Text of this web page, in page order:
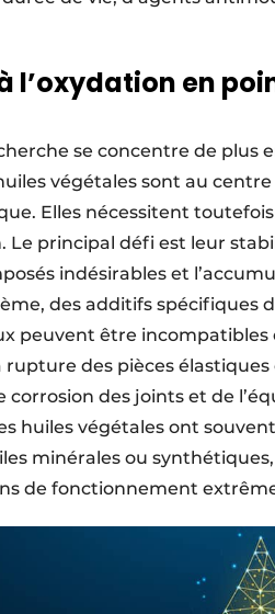
l’oxydation en
se concentre de plus
végétales sont au
Elles nécessitent
Le principal défi est leur
indésirables et
des additifs spécifiques
peuvent être
des pièces
corrosion des joints et de
huiles végétales ont
minérales ou
de fonctionnement